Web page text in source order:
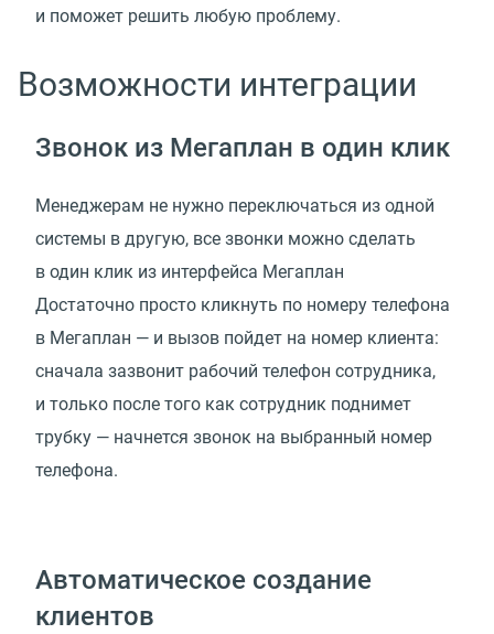
и поможет решить любую проблему.
Возможности интеграции
Звонок из Мегаплан в один клик
Менеджерам не нужно переключаться из одной
системы в другую, все звонки можно сделать
в один клик из интерфейса Мегаплан
Достаточно просто кликнуть по номеру телефона
в Мегаплан — и вызов пойдет на номер клиента:
сначала зазвонит рабочий телефон сотрудника,
и только после того как сотрудник поднимет
трубку — начнется звонок на выбранный номер
телефона.
Автоматическое создание
клиентов